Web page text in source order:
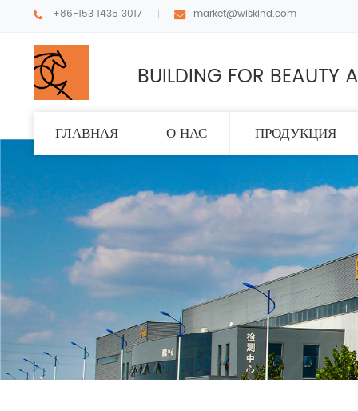
+86-153 1435 3017 market@wiskind.com
BUILDING FOR BEAUTY
ГЛАВНАЯ О НАС ПРОДУКЦИЯ